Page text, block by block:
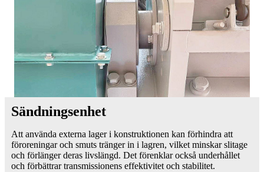
Sändningsenhet
Att använda externa lager i konstruktionen kan förhindra att
föroreningar och smuts tränger in i lagren, vilket minskar slitage
och förlänger deras livslängd. Det förenklar också underhållet
och förbättrar transmissionens effektivitet och stabilitet.